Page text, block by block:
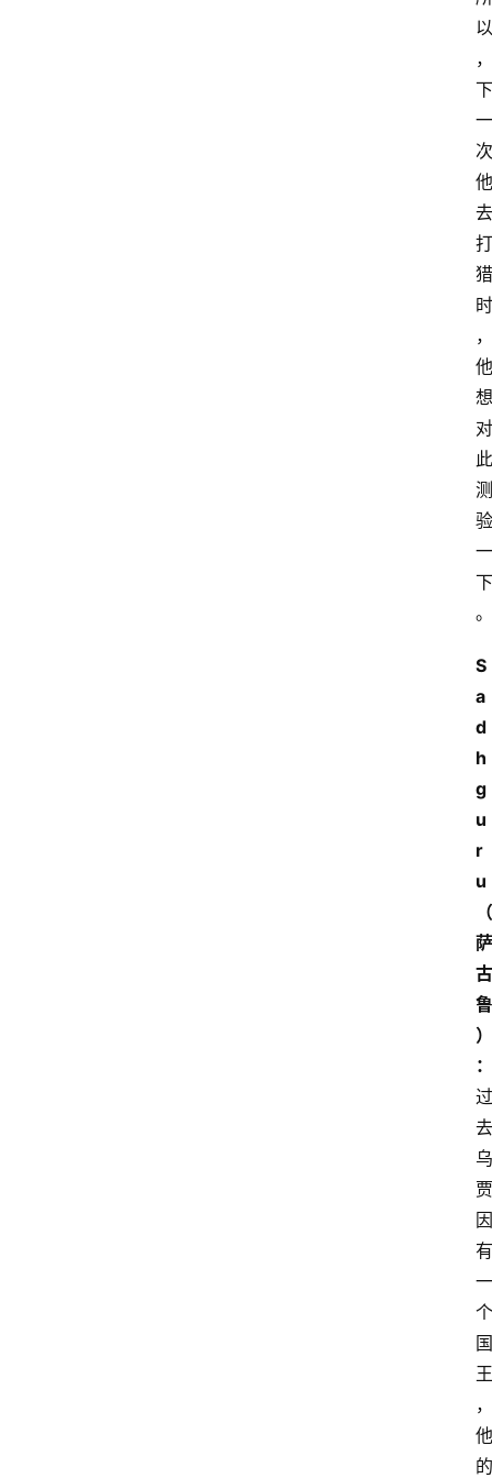
以
，
下
一
次
他
去
打
猎
时
，
他
想
对
此
测
验
一
下
。
S
a
d
h
g
u
r
u
（
萨
古
鲁
）
：
过
去
乌
贾
因
有
一
个
国
王
，
他
的